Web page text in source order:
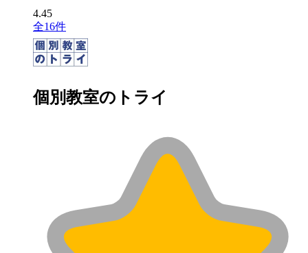
4.45
全16件
個別教室のトライ